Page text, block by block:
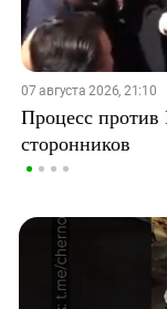
07 августа 2026, 21:10
Процесс против
сторонников